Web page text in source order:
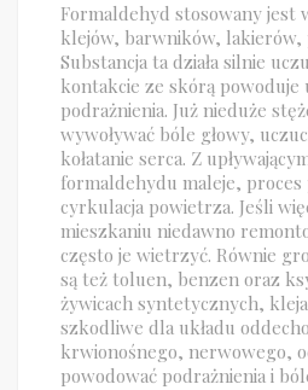
Formaldehyd stosowany jest
klejów, barwników, lakierów,
Substancja ta działa silnie
kontakcie ze skórą powoduje
podrażnienia. Już nieduże
wywoływać bóle głowy,
kołatanie serca. Z
formaldehydu maleje, proces
cyrkulacja powietrza. Jeśli
mieszkaniu niedawno
często je wietrzyć. Równie
są też toluen, benzen oraz
żywicach syntetycznych,
szkodliwe dla układu
krwionośnego, nerwowego,
powodować podrażnienia i